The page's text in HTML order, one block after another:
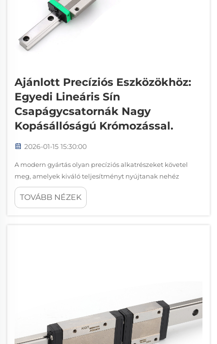
Ajánlott Precíziós Eszközökhöz:
Egyedi Lineáris Sín
Csapágycsatornák Nagy
Kopásállóságú Krómozással.
2026-01-15 15:30:00
A modern gyártás olyan precíziós alkatrészeket követel
meg, amelyek kiváló teljesítményt nyújtanak nehéz
üzemeltetési körülmények között is. A lineáris
síncsapágycsatornák a mozgásvezérlési technológia egyik
TOVÁBB NÉZEK